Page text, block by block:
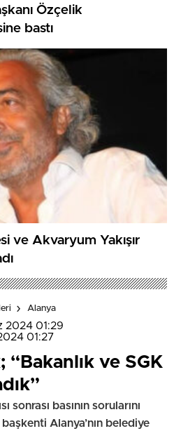
Özçelik
bastı
ve Akvaryum Yakışır
Alanya
2024 01:29
01:27
“Bakanlık ve SGK
sonrası basının sorularını
Alanya’nın belediye